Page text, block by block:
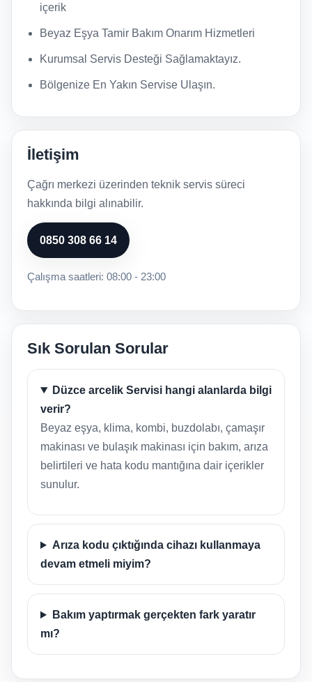
içerik
Beyaz Eşya Tamir Bakım Onarım Hizmetleri
Kurumsal Servis Desteği Sağlamaktayız.
Bölgenize En Yakın Servise Ulaşın.
İletişim
Çağrı merkezi üzerinden teknik servis süreci
hakkında bilgi alınabilir.
0850 308 66 14
Çalışma saatleri: 08:00 - 23:00
Sık Sorulan Sorular
Düzce arcelik Servisi hangi alanlarda bilgi
verir?
Beyaz eşya, klima, kombi, buzdolabı, çamaşır
makinası ve bulaşık makinası için bakım, arıza
belirtileri ve hata kodu mantığına dair içerikler
sunulur.
Arıza kodu çıktığında cihazı kullanmaya
devam etmeli miyim?
Bakım yaptırmak gerçekten fark yaratır
mı?